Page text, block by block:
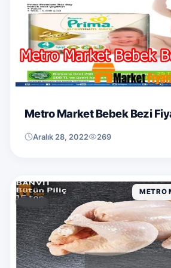
Metro Market Bebek Bezi
Aralık 28, 2022 269
METRO